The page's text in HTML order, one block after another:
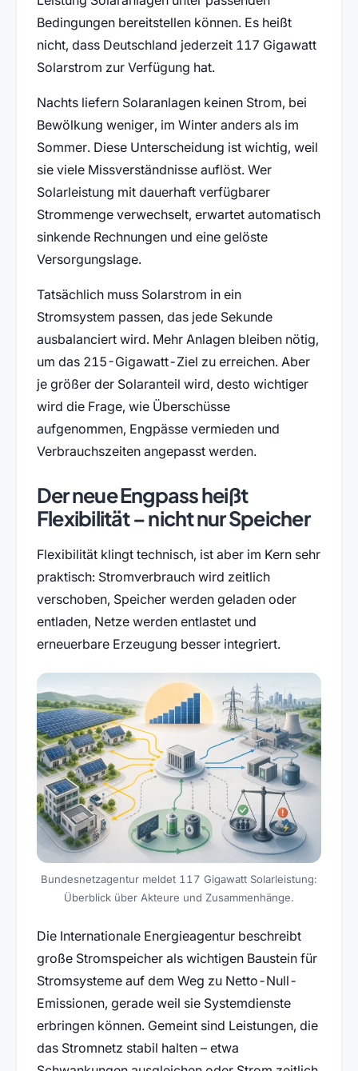
Bedingungen bereitstellen können. Es heißt
nicht, dass Deutschland jederzeit 117 Gigawatt
Solarstrom zur Verfügung hat.
Nachts liefern Solaranlagen keinen Strom, bei
Bewölkung weniger, im Winter anders als im
Sommer. Diese Unterscheidung ist wichtig, weil
sie viele Missverständnisse auflöst. Wer
Solarleistung mit dauerhaft verfügbarer
Strommenge verwechselt, erwartet automatisch
sinkende Rechnungen und eine gelöste
Versorgungslage.
Tatsächlich muss Solarstrom in ein
Stromsystem passen, das jede Sekunde
ausbalanciert wird. Mehr Anlagen bleiben nötig,
um das 215-Gigawatt-Ziel zu erreichen. Aber
je größer der Solaranteil wird, desto wichtiger
wird die Frage, wie Überschüsse
aufgenommen, Engpässe vermieden und
Verbrauchszeiten angepasst werden.
Der neue Engpass heißt
Flexibilität – nicht nur Speicher
Flexibilität klingt technisch, ist aber im Kern sehr
praktisch: Stromverbrauch wird zeitlich
verschoben, Speicher werden geladen oder
entladen, Netze werden entlastet und
erneuerbare Erzeugung besser integriert.
Bundesnetzagentur meldet 117 Gigawatt Solarleistung:
Überblick über Akteure und Zusammenhänge.
Die Internationale Energieagentur beschreibt
große Stromspeicher als wichtigen Baustein für
Stromsysteme auf dem Weg zu Netto-Null-
Emissionen, gerade weil sie Systemdienste
erbringen können. Gemeint sind Leistungen, die
das Stromnetz stabil halten – etwa